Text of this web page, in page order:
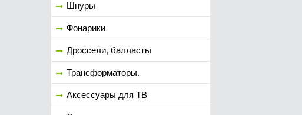
Шнуры
Фонарики
Дроссели, балласты
Трансформаторы.
Аксессуары для ТВ